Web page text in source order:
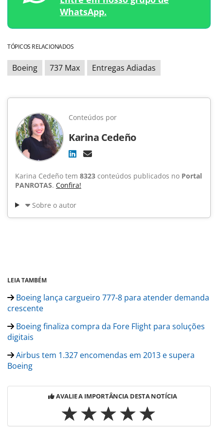
WhatsApp.
TÓPICOS RELACIONADOS
Boeing 737 Max Entregas Adiadas
Conteúdos por
Karina Cedeño
Karina Cedeño tem 8323 conteúdos publicados no Portal
PANROTAS. Confira!
Sobre o autor
LEIA TAMBÉM
Boeing lança cargueiro 777-8 para atender demanda
crescente
Boeing finaliza compra da Fore Flight para soluções
digitais
Airbus tem 1.327 encomendas em 2013 e supera
Boeing
AVALIE A IMPORTÂNCIA DESTA NOTÍCIA